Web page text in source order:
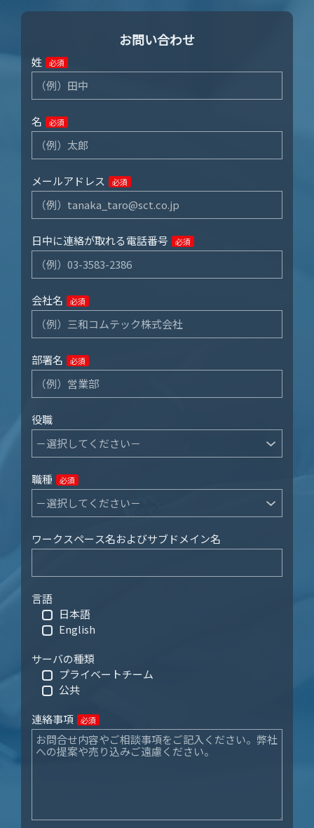
お問い合わせ
姓 必須
名 必須
メールアドレス 必須
日中に連絡が取れる電話番号 必須
会社名 必須
部署名 必須
役職
職種 必須
ワークスペース名およびサブドメイン名
言語
日本語
English
サーバの種類
プライベートチーム
公共
連絡事項
必須